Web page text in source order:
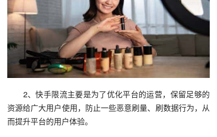
2、快手限流主要是为了优化平台的运营，保留足够的
资源给广大用户使用，防止一些恶意刷量、刷数据行为，从
而提升平台的用户体验。